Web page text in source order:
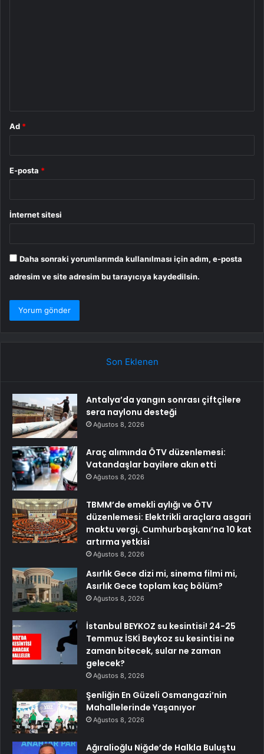
Ad *
E-posta *
İnternet sitesi
Daha sonraki yorumlarımda kullanılması için adım, e-posta
adresim ve site adresim bu tarayıcıya kaydedilsin.
Son Eklenen
Antalya’da yangın sonrası çiftçilere
sera naylonu desteği
Ağustos 8, 2026
Araç alımında ÖTV düzenlemesi:
Vatandaşlar bayilere akın etti
Ağustos 8, 2026
TBMM’de emekli aylığı ve ÖTV
düzenlemesi: Elektrikli araçlara asgari
maktu vergi, Cumhurbaşkanı’na 10 kat
artırma yetkisi
Ağustos 8, 2026
Asırlık Gece dizi mi, sinema filmi mi,
Asırlık Gece toplam kaç bölüm?
Ağustos 8, 2026
İstanbul BEYKOZ su kesintisi! 24-25
Temmuz İSKİ Beykoz su kesintisi ne
zaman bitecek, sular ne zaman
gelecek?
Ağustos 8, 2026
Şenliğin En Güzeli Osmangazi’nin
Mahallelerinde Yaşanıyor
Ağustos 8, 2026
Ağıralioğlu Niğde’de Halkla Buluştu